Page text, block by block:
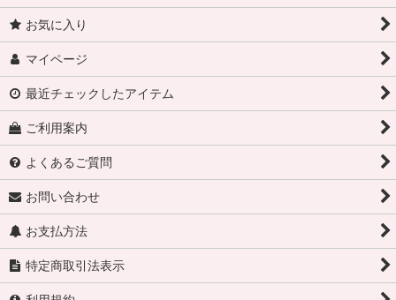
お気に入り
マイページ
最近チェックしたアイテム
ご利用案内
よくあるご質問
お問い合わせ
お支払方法
特定商取引法表示